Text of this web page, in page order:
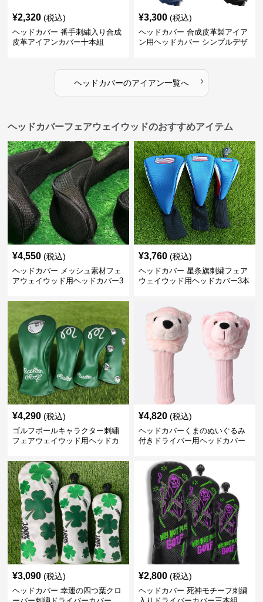
¥2,320 (税込)
ヘッドカバー 番手刺繍入り合成
皮革アイアンカバー十本組
¥3,300 (税込)
ヘッドカバー 合成皮革製アイア
ン用ヘッドカバー シンプルデザ
ヘッドカバーのアイアン一覧へ ›
ヘッドカバーフェアウェイウッドのおすすめアイテム
¥4,550 (税込)
ヘッドカバー メッシュ素材フェ
アウェイウッド用ヘッドカバー3
¥3,760 (税込)
ヘッドカバー 星条旗刺繍フェア
ウェイウッド用ヘッドカバー3本
¥4,290 (税込)
ゴルフボールキャラクター刺繍
フェアウェイウッド用ヘッドカ
¥4,820 (税込)
ヘッドカバーくまのぬいぐるみ
付きドライバー用ヘッドカバー
¥3,090 (税込)
ヘッドカバー 幸運の四つ葉クロ
¥2,800 (税込)
ヘッドカバー 死神モチーフ刺繍